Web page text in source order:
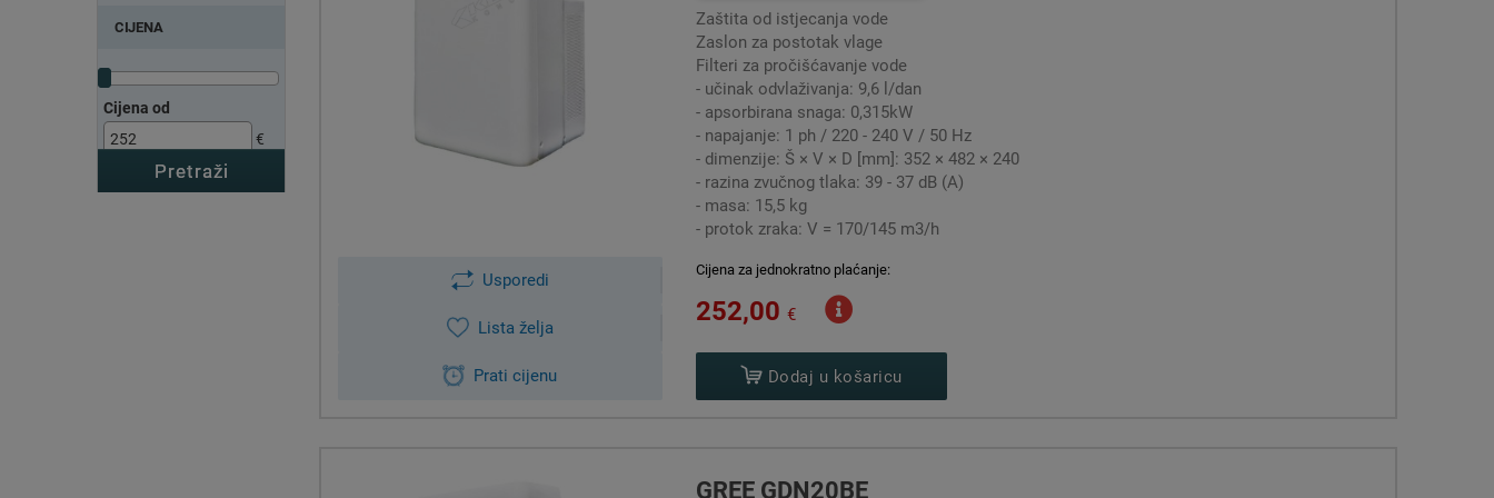
CIJENA
Cijena od
€
Cijena do
Usporedi
Lista želja
Prati cijenu
Zaštita od istjecanja vode
Zaslon za postotak vlage
Filteri za pročišćavanje vode
- učinak odvlaživanja: 9,6 l/dan
- apsorbirana snaga: 0,315kW
- napajanje: 1 ph / 220 - 240 V / 50 Hz
- dimenzije: Š × V × D [mm]: 352 × 482 × 240
- razina zvučnog tlaka: 39 - 37 dB (A)
- masa: 15,5 kg
- protok zraka: V = 170/145 m3/h
Cijena za jednokratno plaćanje:
252,00 €
Dodaj u košaricu
GREE GDN20BE